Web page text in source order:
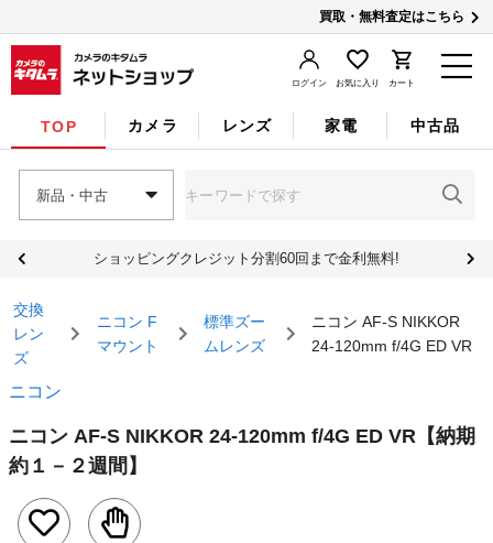
買取・無料査定はこちら
ログイン お気に入り カート
TOP カメラ レンズ 家電 中古品
新品・中古
ショッピングクレジット分割60回まで金利無料!
交換
レン
ズ
ニコン F
マウント
標準ズー
ムレンズ
ニコン AF-S NIKKOR
24-120mm f/4G ED VR
ニコン
ニコン AF-S NIKKOR 24-120mm f/4G ED VR 【納期
約１－２週間】